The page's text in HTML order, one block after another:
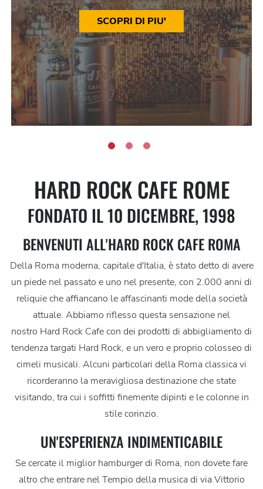
SCOPRI DI PIU'
HARD ROCK CAFE ROME
FONDATO IL 10 DICEMBRE, 1998
BENVENUTI ALL'HARD ROCK CAFE ROMA
Della Roma moderna, capitale d'Italia, è stato detto di avere
un piede nel passato e uno nel presente, con 2.000 anni di
reliquie che affiancano le affascinanti mode della società
attuale. Abbiamo riflesso questa sensazione nel
nostro Hard Rock Cafe con dei prodotti di abbigliamento di
tendenza targati Hard Rock, e un vero e proprio colosseo di
cimeli musicali. Alcuni particolari della Roma classica vi
ricorderanno la meravigliosa destinazione che state
visitando, tra cui i soffitti finemente dipinti e le colonne in
stile corinzio.
UN'ESPERIENZA INDIMENTICABILE
Se cercate il miglior hamburger di Roma, non dovete fare
altro che entrare nel Tempio della musica di via Vittorio